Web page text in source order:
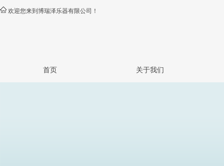
欢迎您来到博瑞泽乐器有限公司！
首页 关于我们